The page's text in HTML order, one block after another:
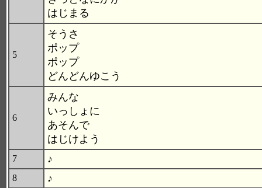
はじまる
5
そうさ
ポップ
ポップ
どんどんゆこう
6
みんな
いっしょに
あそんで
はじけよう
7 ♪
8 ♪